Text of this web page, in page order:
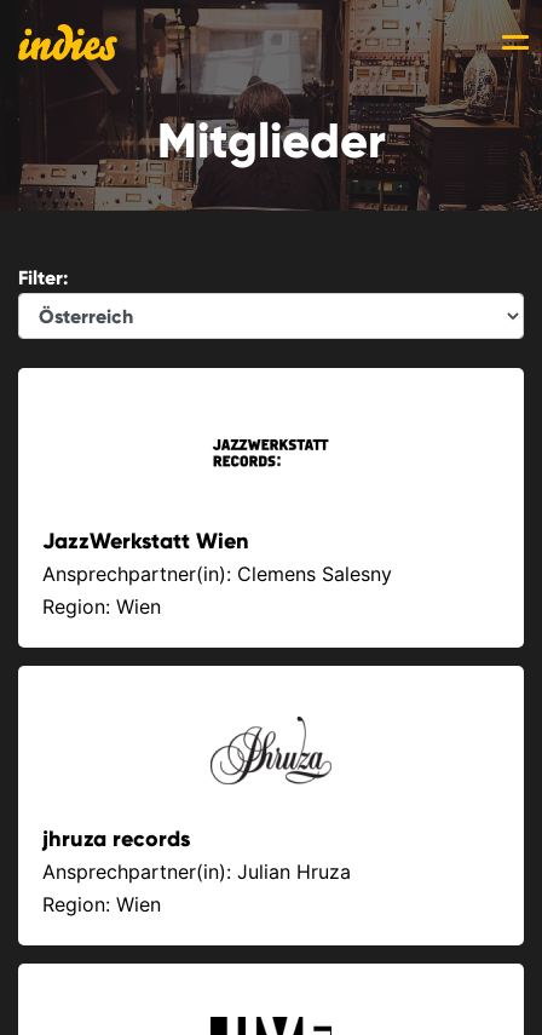
Mitglieder
Filter:
JazzWerkstatt Wien
Ansprechpartner(in): Clemens Salesny
Region: Wien
jhruza records
Ansprechpartner(in): Julian Hruza
Region: Wien